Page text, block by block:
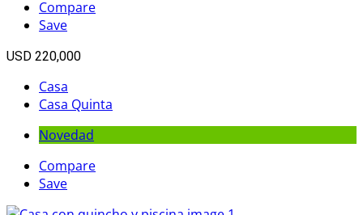
Compare
Save
USD 220,000
Casa
Casa Quinta
Novedad
Compare
Save